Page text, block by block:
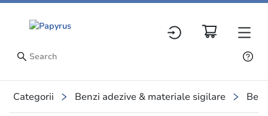
Categorii Benzi adezive & materiale sigilare